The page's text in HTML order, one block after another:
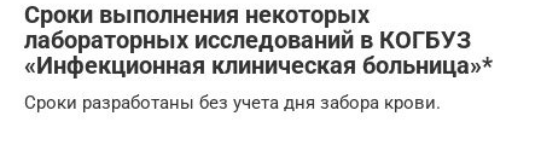
Сроки выполнения некоторых
лабораторных исследований в КОГБУЗ
«Инфекционная клиническая больница»*
Сроки разработаны без учета дня забора крови.